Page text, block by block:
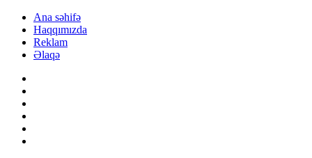
Ana səhifə
Haqqımızda
Reklam
Əlaqə